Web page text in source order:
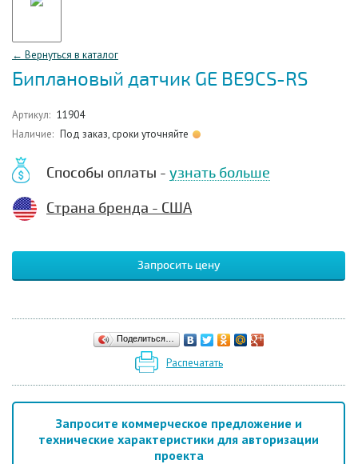
← Вернуться в каталог
Биплановый датчик GE BE9CS-RS
Артикул: 11904
Наличие: Под заказ, сроки уточняйте
Способы оплаты - узнать больше
Страна бренда - США
Запросить цену
Поделиться…
Распечатать
Запросите коммерческое предложение и
технические характеристики для авторизации
проекта